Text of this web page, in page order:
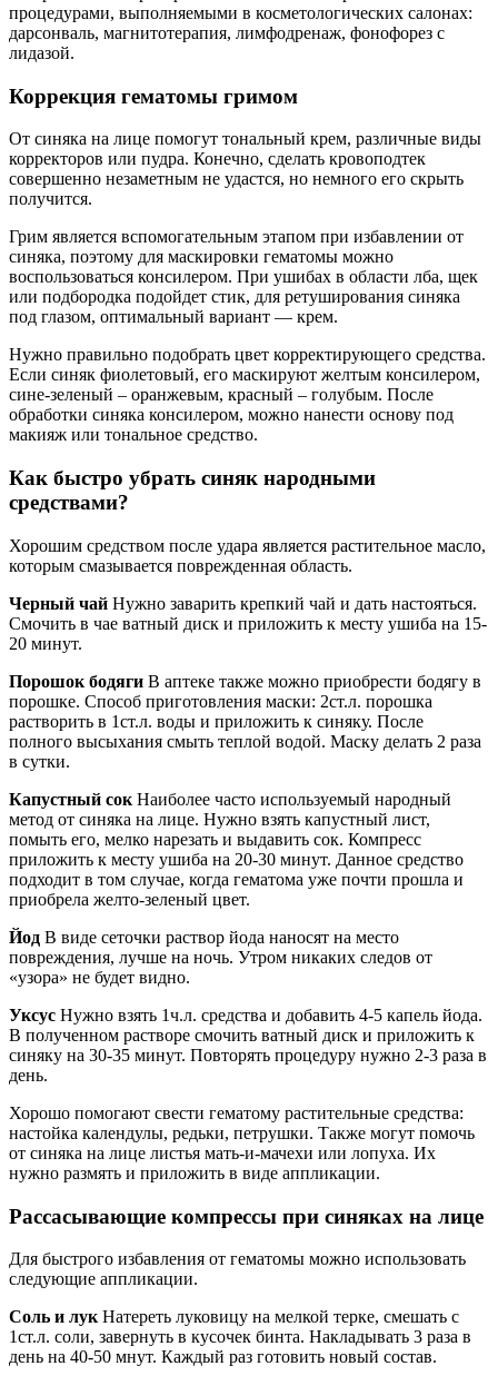
процедурами, выполняемыми в косметологических салонах:
дарсонваль, магнитотерапия, лимфодренаж, фонофорез с
лидазой.
Коррекция гематомы гримом
От синяка на лице помогут тональный крем, различные виды
корректоров или пудра. Конечно, сделать кровоподтек
совершенно незаметным не удастся, но немного его скрыть
получится.
Грим является вспомогательным этапом при избавлении от
синяка, поэтому для маскировки гематомы можно
воспользоваться консилером. При ушибах в области лба, щек
или подбородка подойдет стик, для ретуширования синяка
под глазом, оптимальный вариант — крем.
Нужно правильно подобрать цвет корректирующего средства.
Если синяк фиолетовый, его маскируют желтым консилером,
сине-зеленый – оранжевым, красный – голубым. После
обработки синяка консилером, можно нанести основу под
макияж или тональное средство.
Как быстро убрать синяк народными
средствами?
Хорошим средством после удара является растительное масло,
которым смазывается поврежденная область.
Черный чай Нужно заварить крепкий чай и дать настояться.
Смочить в чае ватный диск и приложить к месту ушиба на 15-
20 минут.
Порошок бодяги В аптеке также можно приобрести бодягу в
порошке. Способ приготовления маски: 2ст.л. порошка
растворить в 1ст.л. воды и приложить к синяку. После
полного высыхания смыть теплой водой. Маску делать 2 раза
в сутки.
Капустный сок Наиболее часто используемый народный
метод от синяка на лице. Нужно взять капустный лист,
помыть его, мелко нарезать и выдавить сок. Компресс
приложить к месту ушиба на 20-30 минут. Данное средство
подходит в том случае, когда гематома уже почти прошла и
приобрела желто-зеленый цвет.
Йод В виде сеточки раствор йода наносят на место
повреждения, лучше на ночь. Утром никаких следов от
«узора» не будет видно.
Уксус Нужно взять 1ч.л. средства и добавить 4-5 капель йода.
В полученном растворе смочить ватный диск и приложить к
синяку на 30-35 минут. Повторять процедуру нужно 2-3 раза в
день.
Хорошо помогают свести гематому растительные средства:
настойка календулы, редьки, петрушки. Также могут помочь
от синяка на лице листья мать-и-мачехи или лопуха. Их
нужно размять и приложить в виде аппликации.
Рассасывающие компрессы при синяках на лице
Для быстрого избавления от гематомы можно использовать
следующие аппликации.
Соль и лук Натереть луковицу на мелкой терке, смешать с
1ст.л. соли, завернуть в кусочек бинта. Накладывать 3 раза в
день на 40-50 мнут. Каждый раз готовить новый состав.